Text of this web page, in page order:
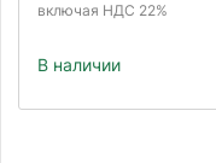
включая НДС 22%
В наличии